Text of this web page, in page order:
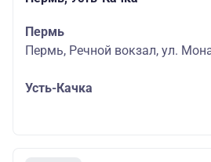
Пермь
Пермь, Речной вокзал, ул.
Усть-Качка